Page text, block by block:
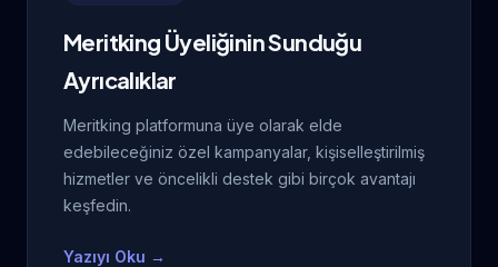
Meritking Üyeliğinin Sunduğu
Ayrıcalıklar
Meritking platformuna üye olarak elde
edebileceğiniz özel kampanyalar, kişiselleştirilmiş
hizmetler ve öncelikli destek gibi birçok avantajı
keşfedin.
Yazıyı Oku →